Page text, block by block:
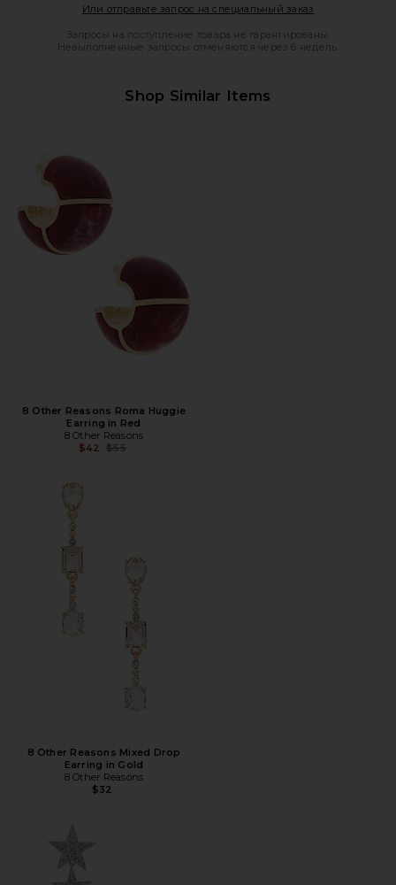
Или отправьте запрос на специальный заказ
Запросы на поступление товара не гарантированы.
Невыполненные запросы отменяются через 6 недель.
Shop Similar Items
8 Other Reasons Roma Huggie
Earring in Red
8 Other Reasons
$42
Предыдущая цена:
$55
8 Other Reasons Mixed Drop
Earring in Gold
8 Other Reasons
$32